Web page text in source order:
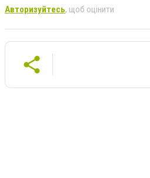
Авторизуйтесь, щоб оцінити